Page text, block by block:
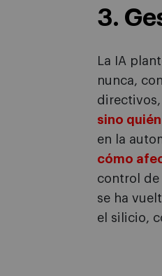
3.
La IA
nunca,
directivos,
sino
en la
cómo
control de
se ha
el silicio,